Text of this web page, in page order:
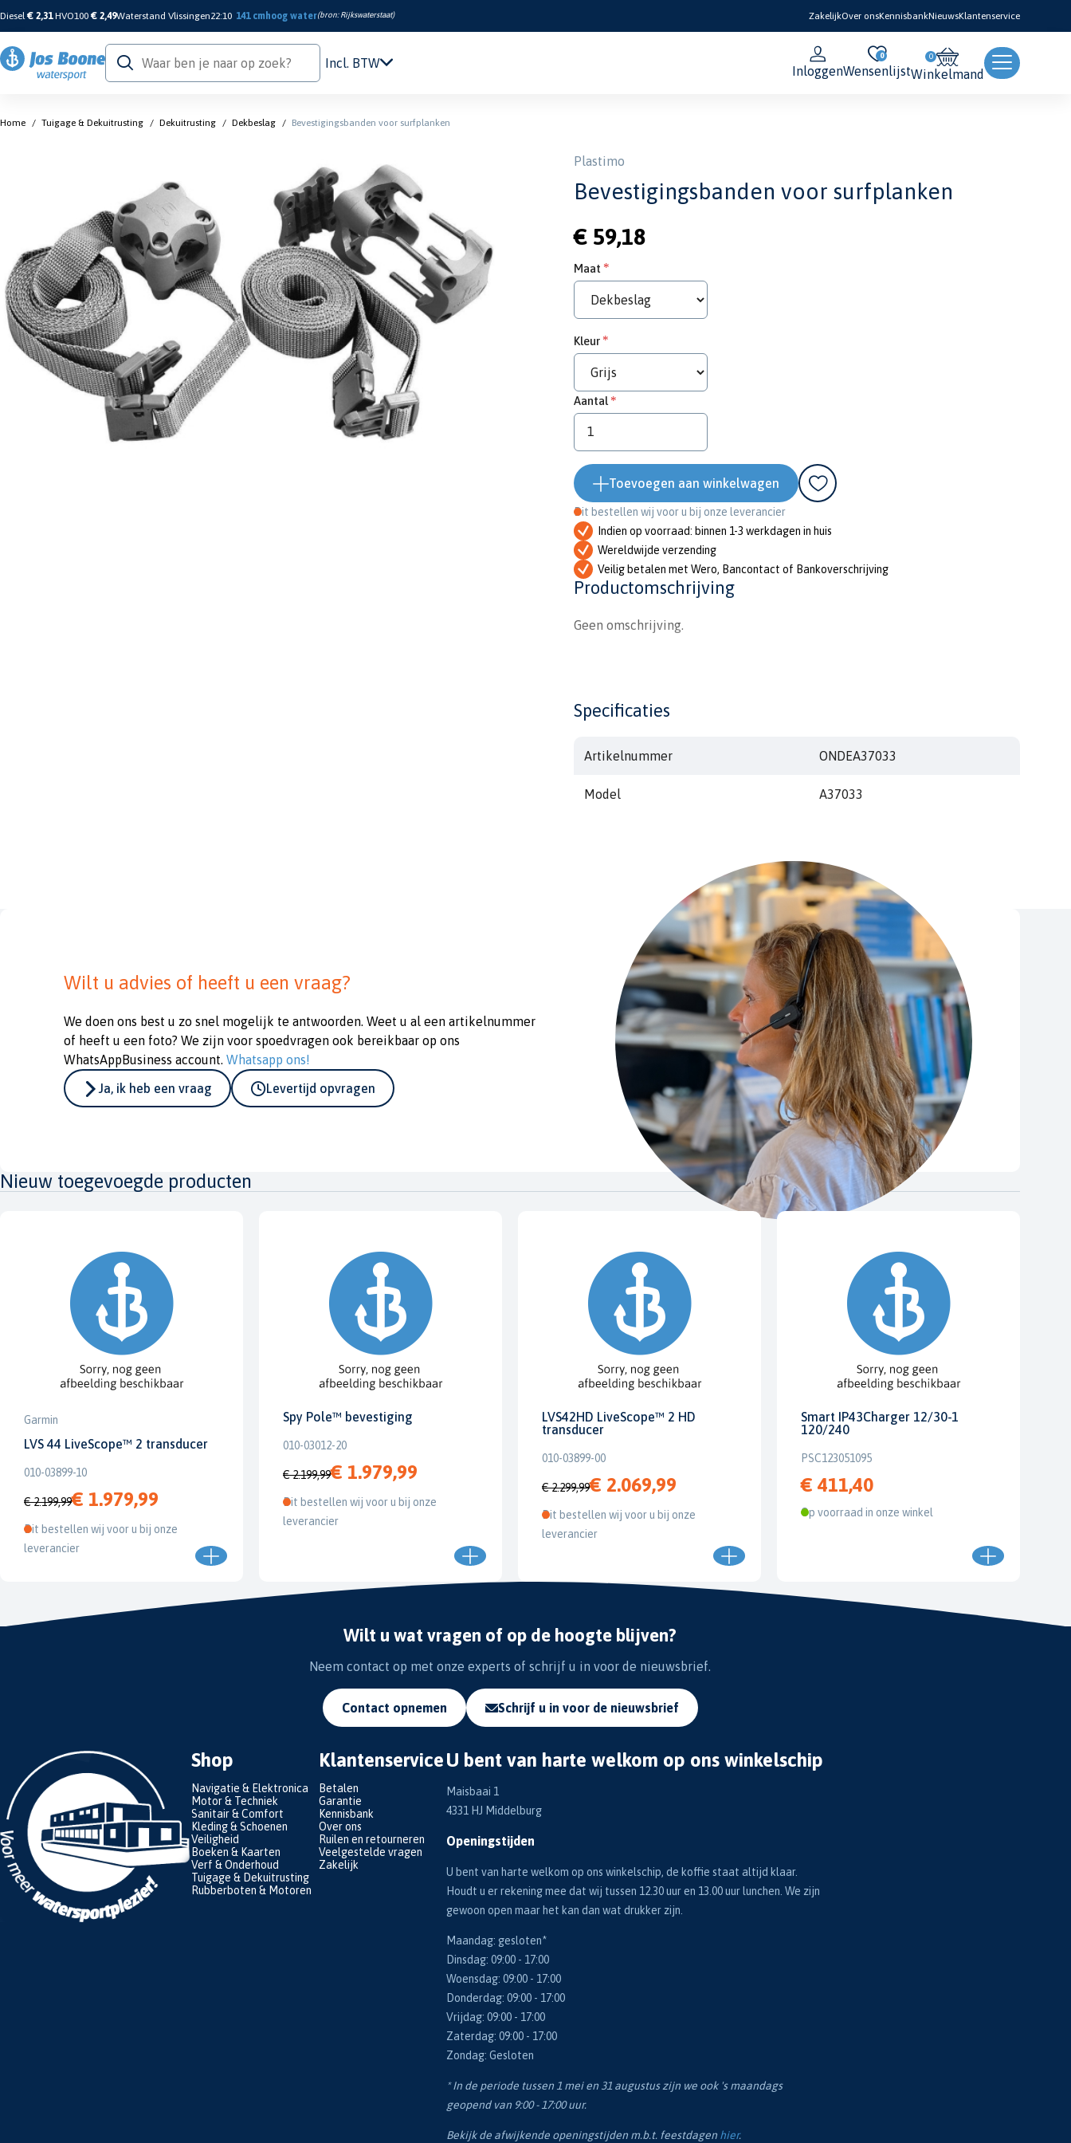
Diesel€ 2,31 HVO100 € 2,49Waterstand Vlissingen22:10 141 cm hoog water(bron:Rijkswaterstaat) ZakelijkOver onsKennisbankNieuwsKlantenservice
Navigatie & Elektronica
Kleding & Schoenen
Veiligheid
Boeken & Kaarten
Verf & Onderhoud
Tuigage & Dekuitrusting
Rubberboten & Motoren
Outlet
Incl. BTW
Inloggen
0
WensenlijstWinkelmand
Home / Tuigage & Dekuitrusting / Dekuitrusting / Dekbeslag / Bevestigingsbanden voor surfplanken
Plastimo
Bevestigingsbanden voor surfplanken
€ 59,18
Maat
Kleur
Aantal
Toevoegen aan winkelwagen
Dit bestellen wij voor u bij onze leverancier
Indien op voorraad: binnen 1-3 werkdagen in huis
Wereldwijde verzending
Veilig betalen met Wero, Bancontact of Bankoverschrijving
Productomschrijving
Geen omschrijving.
Specificaties
Artikelnummer ONDEA37033
Model A37033
Wilt u advies of heeft u een vraag?
We doen ons best u zo snel mogelijk te antwoorden. Weet u al een artikelnummer
of heeft u een foto? We zijn voor spoedvragen ook bereikbaar op ons
WhatsAppBusiness account. Whatsapp ons!
Ja, ik heb een vraag
Levertijd opvragen
Nieuw toegevoegde producten
Garmin
LVS 44 LiveScope™ 2 transducer
010-03899-10
€ 2.199,99€ 1.979,99
Dit bestellen wij voor u bij onze
leverancier
Spy Pole™ bevestiging
010-03012-20
€ 2.199,99€ 1.979,99
Dit bestellen wij voor u bij onze
leverancier
LVS42HD LiveScope™ 2 HD
transducer
010-03899-00
€ 2.299,99€ 2.069,99
Dit bestellen wij voor u bij onze
leverancier
Smart IP43Charger 12/30-1
120/240
PSC123051095
€ 411,40
Op voorraad in onze winkel
Wilt u wat vragen of op de hoogte blijven?
Neem contact op met onze experts of schrijf u in voor de nieuwsbrief.
Contact opnemen Schrijf u in voor de nieuwsbrief
Shop
Navigatie & Elektronica
Motor & Techniek
Sanitair & Comfort
Kleding & Schoenen
Veiligheid
Boeken & Kaarten
Verf & Onderhoud
Tuigage & Dekuitrusting
Rubberboten & Motoren
Klantenservice
Betalen
Garantie
Kennisbank
Over ons
Ruilen en retourneren
Veelgestelde vragen
Zakelijk
U bent van harte welkom op ons winkelschip
Maisbaai 1
4331 HJ Middelburg
Openingstijden
U bent van harte welkom op ons winkelschip, de koffie staat altijd klaar.
Houdt u er rekening mee dat wij tussen 12.30 uur en 13.00 uur lunchen. We zijn
gewoon open maar het kan dan wat drukker zijn.
Maandag: gesloten*
Dinsdag: 09:00 - 17:00
Woensdag: 09:00 - 17:00
Donderdag: 09:00 - 17:00
Vrijdag: 09:00 - 17:00
Zaterdag: 09:00 - 17:00
Zondag: Gesloten
* In de periode tussen 1 mei en 31 augustus zijn we ook 's maandags
geopend van 9:00 - 17:00 uur.
Bekijk de afwijkende openingstijden m.b.t. feestdagen hier.